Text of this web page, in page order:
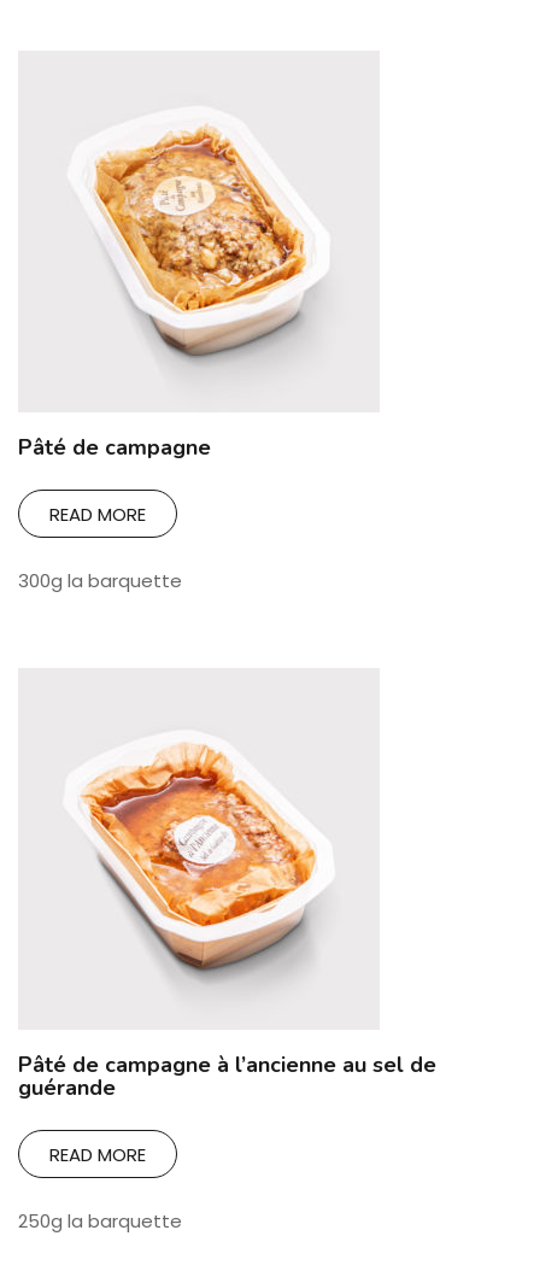
Pâté de campagne
READ MORE
300g la barquette
Pâté de campagne à l’ancienne au sel de
guérande
READ MORE
250g la barquette